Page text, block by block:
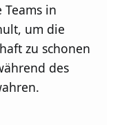
Teams in
um die
zu schonen
des